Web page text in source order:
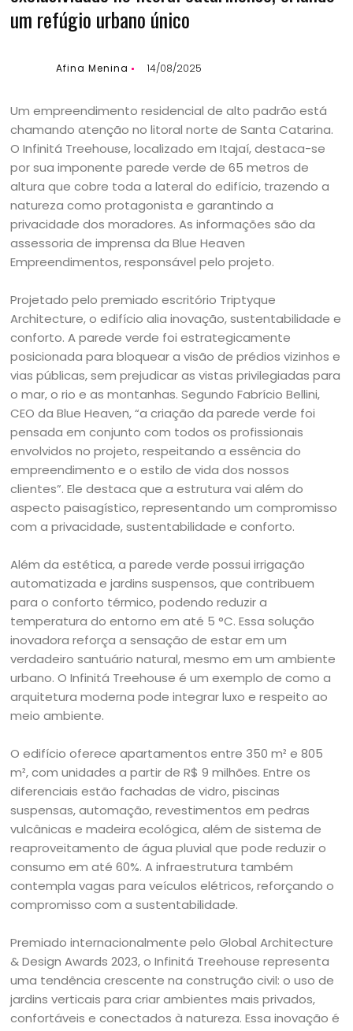
um refúgio urbano único
Afina Menina 14/08/2025
Um empreendimento residencial de alto padrão está
chamando atenção no litoral norte de Santa Catarina.
O Infinitá Treehouse, localizado em Itajaí, destaca-se
por sua imponente parede verde de 65 metros de
altura que cobre toda a lateral do edifício, trazendo a
natureza como protagonista e garantindo a
privacidade dos moradores. As informações são da
assessoria de imprensa da Blue Heaven
Empreendimentos, responsável pelo projeto.
Projetado pelo premiado escritório Triptyque
Architecture, o edifício alia inovação, sustentabilidade e
conforto. A parede verde foi estrategicamente
posicionada para bloquear a visão de prédios vizinhos e
vias públicas, sem prejudicar as vistas privilegiadas para
o mar, o rio e as montanhas. Segundo Fabrício Bellini,
CEO da Blue Heaven, “a criação da parede verde foi
pensada em conjunto com todos os profissionais
envolvidos no projeto, respeitando a essência do
empreendimento e o estilo de vida dos nossos
clientes”. Ele destaca que a estrutura vai além do
aspecto paisagístico, representando um compromisso
com a privacidade, sustentabilidade e conforto.
Além da estética, a parede verde possui irrigação
automatizada e jardins suspensos, que contribuem
para o conforto térmico, podendo reduzir a
temperatura do entorno em até 5 °C. Essa solução
inovadora reforça a sensação de estar em um
verdadeiro santuário natural, mesmo em um ambiente
urbano. O Infinitá Treehouse é um exemplo de como a
arquitetura moderna pode integrar luxo e respeito ao
meio ambiente.
O edifício oferece apartamentos entre 350 m² e 805
m², com unidades a partir de R$ 9 milhões. Entre os
diferenciais estão fachadas de vidro, piscinas
suspensas, automação, revestimentos em pedras
vulcânicas e madeira ecológica, além de sistema de
reaproveitamento de água pluvial que pode reduzir o
consumo em até 60%. A infraestrutura também
contempla vagas para veículos elétricos, reforçando o
compromisso com a sustentabilidade.
Premiado internacionalmente pelo Global Architecture
& Design Awards 2023, o Infinitá Treehouse representa
uma tendência crescente na construção civil: o uso de
jardins verticais para criar ambientes mais privados,
confortáveis e conectados à natureza. Essa inovação é